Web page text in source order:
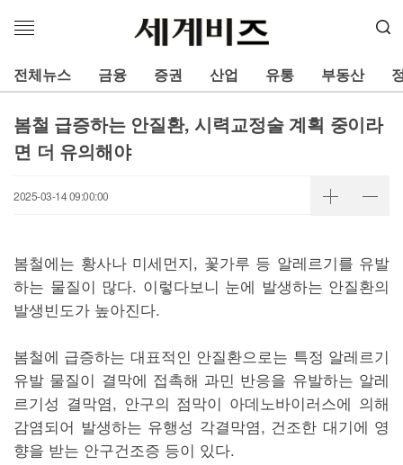
메
열
기
전체뉴스 금융 증권 산업 유통 부동산
봄철 급증하는 안질환, 시력교정술 계획 중이라
면 더 유의해야
2025-03-14 09:00:00
봄철에는 황사나 미세먼지, 꽃가루 등 알레르기를 유발
하는 물질이 많다. 이렇다보니 눈에 발생하는 안질환의
발생빈도가 높아진다.
봄철에 급증하는 대표적인 안질환으로는 특정 알레르기
유발 물질이 결막에 접촉해 과민 반응을 유발하는 알레
르기성 결막염, 안구의 점막이 아데노바이러스에 의해
감염되어 발생하는 유행성 각결막염, 건조한 대기에 영
향을 받는 안구건조증 등이 있다.